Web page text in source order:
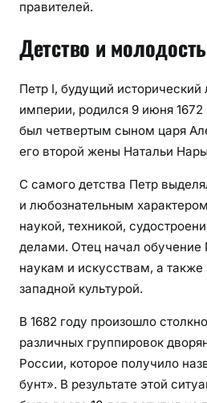
правителей.
Детство и молодость
Петр I, будущий исторический
империи, родился 9 июня
был четвертым сыном царя
его второй жены Натальи
С самого детства Петр
и любознательным
наукой, техникой,
делами. Отец начал обучение
наукам и искусствам, а
западной культурой.
В 1682 году произошло
различных группировок
России, которое получило
бунт». В результате этой